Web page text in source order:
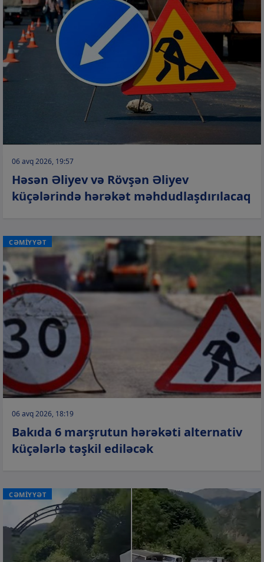
06 avq 2026, 19:57
Həsən Əliyev və Rövşən Əliyev
küçələrində hərəkət məhdudlaşdırılacaq
CƏMİYYƏT
06 avq 2026, 18:19
Bakıda 6 marşrutun hərəkəti alternativ
küçələrlə təşkil ediləcək
CƏMİYYƏT